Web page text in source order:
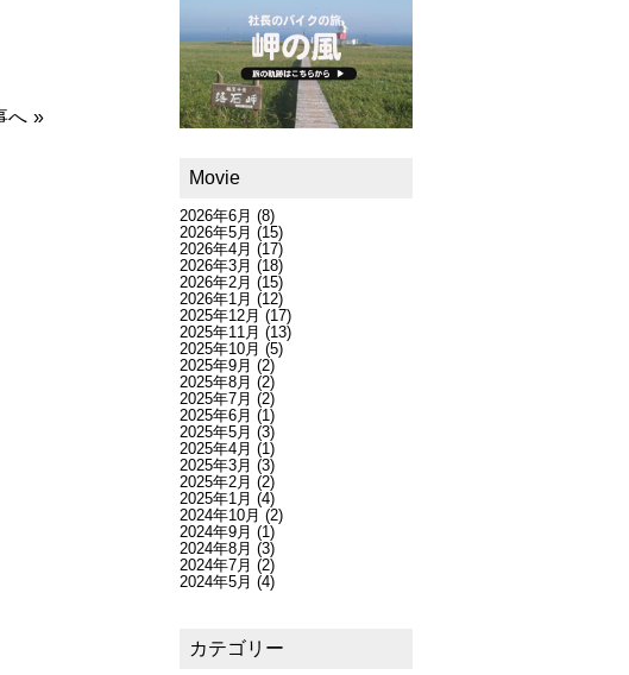
へ »
Movie
2026年6月 (8)
2026年5月 (15)
2026年4月 (17)
2026年3月 (18)
2026年2月 (15)
2026年1月 (12)
2025年12月 (17)
2025年11月 (13)
2025年10月 (5)
2025年9月 (2)
2025年8月 (2)
2025年7月 (2)
2025年6月 (1)
2025年5月 (3)
2025年4月 (1)
2025年3月 (3)
2025年2月 (2)
2025年1月 (4)
2024年10月 (2)
2024年9月 (1)
2024年8月 (3)
2024年7月 (2)
2024年5月 (4)
カテゴリー